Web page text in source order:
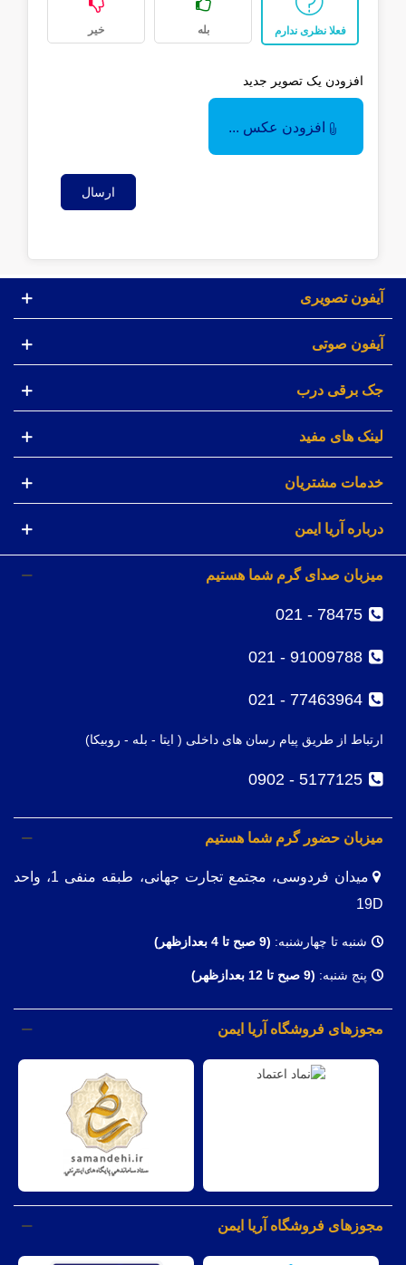
فعلا نظری ندارم بله خیر
افزودن یک تصویر جدید
افزودن عکس ...
ارسال
آیفون تصویری
آیفون صوتی
جک برقی درب
لینک های مفید
خدمات مشتریان
درباره آریا ایمن
میزبان صدای گرم شما هستیم
78475 - 021
91009788 - 021
77463964 - 021
ارتباط از طریق پیام رسان های داخلی ( ایتا - بله - روبیکا)
5177125 - 0902
میزبان حضور گرم شما هستیم
میدان فردوسی، مجتمع تجارت جهانی، طبقه منفی 1، واحد
19D
شنبه تا چهارشنبه: (9 صبح تا 4 بعدازظهر)
پنج شنبه: (9 صبح تا 12 بعدازظهر)
مجوزهای فروشگاه آریا ایمن
مجوزهای فروشگاه آریا ایمن